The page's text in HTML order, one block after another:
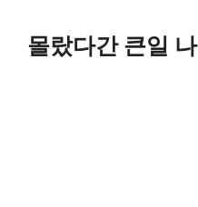
몰랐다간 큰일 나